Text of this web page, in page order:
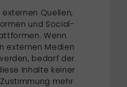
Quellen,
und Social-
Wenn
externen Medien
bedarf der
Inhalte keiner
mehr